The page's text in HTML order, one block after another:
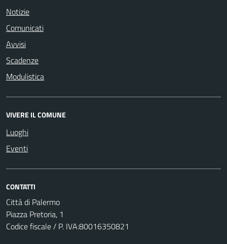
Notizie
Comunicati
Avvisi
Scadenze
Modulistica
VIVERE IL COMUNE
Luoghi
Eventi
CONTATTI
Città di Palermo
Piazza Pretoria, 1
Codice fiscale / P. IVA:80016350821